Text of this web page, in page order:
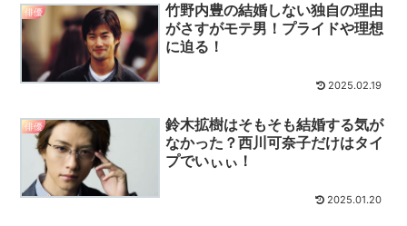
俳優
竹野内豊の結婚しない独自の理由
がさすがモテ男！プライドや理想
に迫る！
2025.02.19
俳優
鈴木拡樹はそもそも結婚する気が
なかった？西川可奈子だけはタイ
プでいぃぃ！
2025.01.20